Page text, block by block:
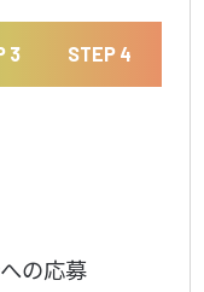
3 STEP 4
の応募